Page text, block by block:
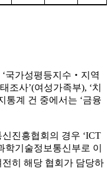
‘국가성평등지수 ‧ 지역
조사’(여성가족부), ‘치
통계 건 중에서는 ‘금융
진흥협회의 경우 ‘ICT
학기술정보통신부로 이
전히 해당 협회가 담당하